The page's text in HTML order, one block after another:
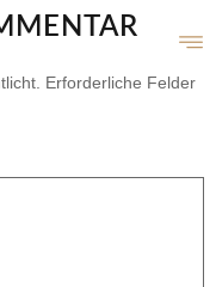
Erforderliche Felder